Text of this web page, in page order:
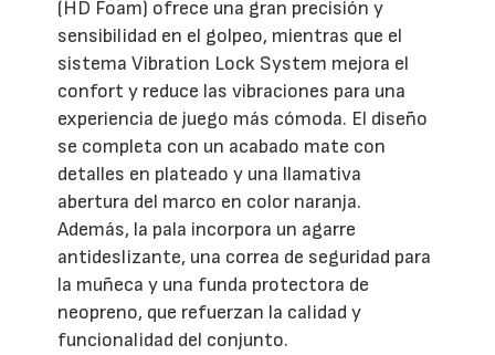
(HD Foam) ofrece una gran precisión y
sensibilidad en el golpeo, mientras que el
sistema Vibration Lock System mejora el
confort y reduce las vibraciones para una
experiencia de juego más cómoda. El diseño
se completa con un acabado mate con
detalles en plateado y una llamativa
abertura del marco en color naranja.
Además, la pala incorpora un agarre
antideslizante, una correa de seguridad para
la muñeca y una funda protectora de
neopreno, que refuerzan la calidad y
funcionalidad del conjunto.